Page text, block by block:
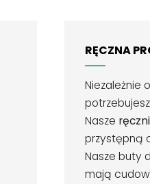
RĘCZNA
Niezależnie
Nasze
przystępną
Nasze buty
mają